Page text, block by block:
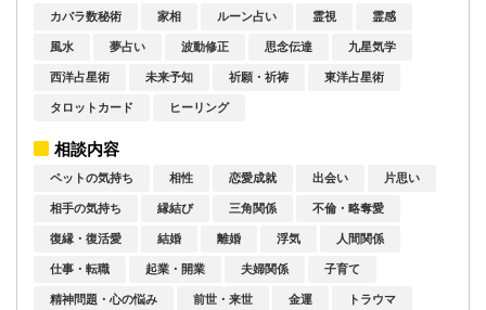
カバラ数秘術 家相 ルーン占い 霊視 霊感
風水 夢占い 波動修正 思念伝達 九星気学
西洋占星術 未来予知 祈願・祈祷 東洋占星術
タロットカード ヒーリング
相談内容
ペットの気持ち 相性 恋愛成就 出会い 片思い
相手の気持ち 縁結び 三角関係 不倫・略奪愛
復縁・復活愛 結婚 離婚 浮気 人間関係
仕事・転職 起業・開業 夫婦関係 子育て
精神問題・心の悩み 前世・来世 金運 トラウマ